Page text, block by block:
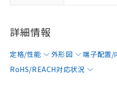
詳細情報
定格/性能 外形図 端子配置/
RoHS/REACH対応状況